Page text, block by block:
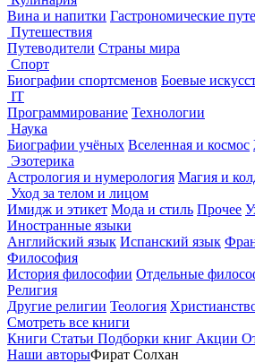
Вина и напитки Гастрономические
Путешествия
Путеводители Страны мира
Спорт
Биографии спортсменов Боевые
IT
Программирование Технологии
Наука
Биографии учёных Вселенная и космос
Эзотерика
Астрология и нумерология Магия и
Уход за телом и лицом
Имидж и этикет Мода и стиль Прочее
Иностранные языки
Английский язык Испанский язык
Философия
История философии Отдельные
Религия
Другие религии Теология
Смотреть все книги
Книги Статьи Подборки книг Акции
Наши авторыФират Солхан